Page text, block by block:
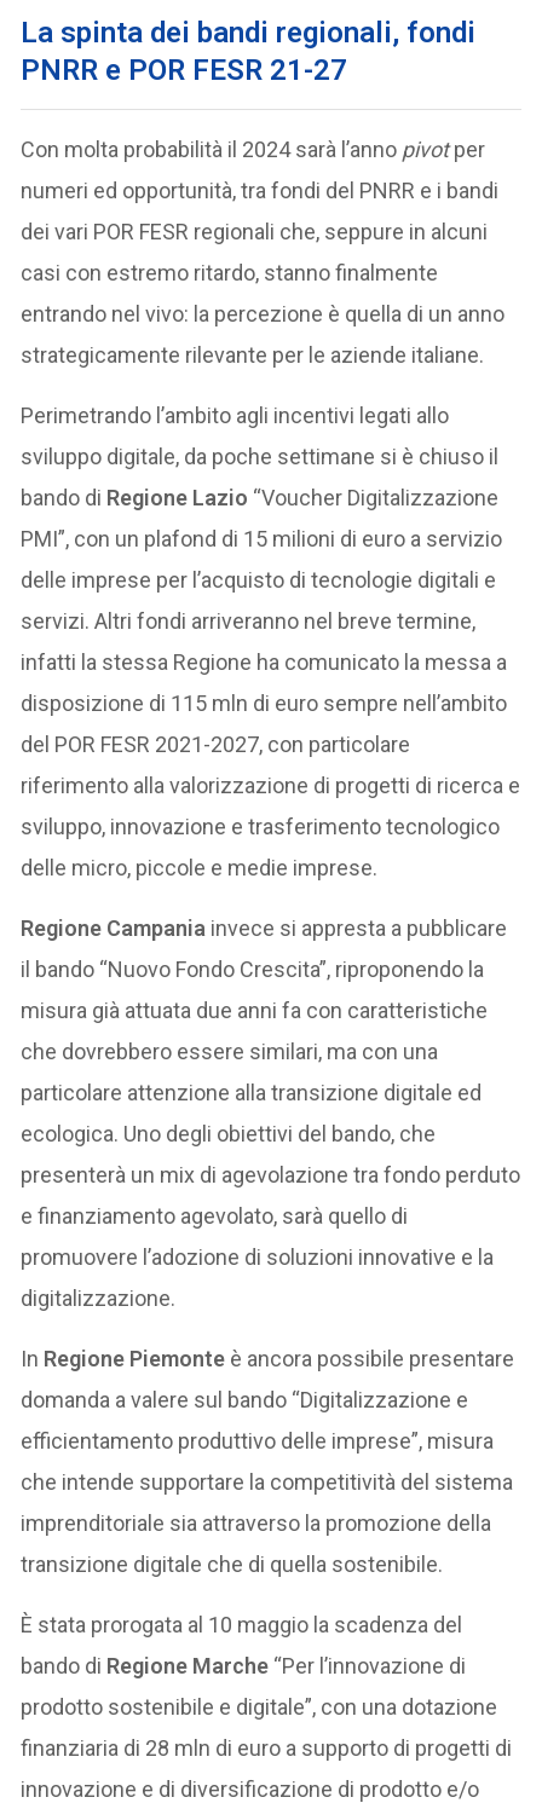
La spinta dei bandi regionali, fondi
PNRR e POR FESR 21-27
Con molta probabilità il 2024 sarà l’anno pivotper
numeri ed opportunità, tra fondi del PNRR e i bandi
dei vari POR FESR regionali che, seppure in alcuni
casi con estremo ritardo, stanno finalmente
entrando nel vivo: la percezione è quella di un anno
strategicamente rilevante per le aziende italiane.
Perimetrando l’ambito agli incentivi legati allo
sviluppo digitale, da poche settimane si è chiuso il
bando di Regione Lazio “Voucher Digitalizzazione
PMI”, con un plafond di 15 milioni di euro a servizio
delle imprese per l’acquisto di tecnologie digitali e
servizi. Altri fondi arriveranno nel breve termine,
infatti la stessa Regione ha comunicato la messa a
disposizione di 115 mln di euro sempre nell’ambito
del POR FESR 2021-2027, con particolare
riferimento alla valorizzazione di progetti di ricerca e
sviluppo, innovazione e trasferimento tecnologico
delle micro, piccole e medie imprese.
Regione Campania invece si appresta a pubblicare
il bando “Nuovo Fondo Crescita”, riproponendo la
misura già attuata due anni fa con caratteristiche
che dovrebbero essere similari, ma con una
particolare attenzione alla transizione digitale ed
ecologica. Uno degli obiettivi del bando, che
presenterà un mix di agevolazione tra fondo perduto
e finanziamento agevolato, sarà quello di
promuovere l’adozione di soluzioni innovative e la
digitalizzazione.
In Regione Piemonte è ancora possibile presentare
domanda a valere sul bando “Digitalizzazione e
efficientamento produttivo delle imprese”, misura
che intende supportare la competitività del sistema
imprenditoriale sia attraverso la promozione della
transizione digitale che di quella sostenibile.
È stata prorogata al 10 maggio la scadenza del
bando di Regione Marche “Per l’innovazione di
prodotto sostenibile e digitale”, con una dotazione
finanziaria di 28 mln di euro a supporto di progetti di
innovazione e di diversificazione di prodotto e/o